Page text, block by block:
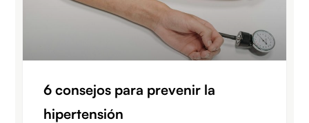
6 consejos para prevenir la
hipertensión